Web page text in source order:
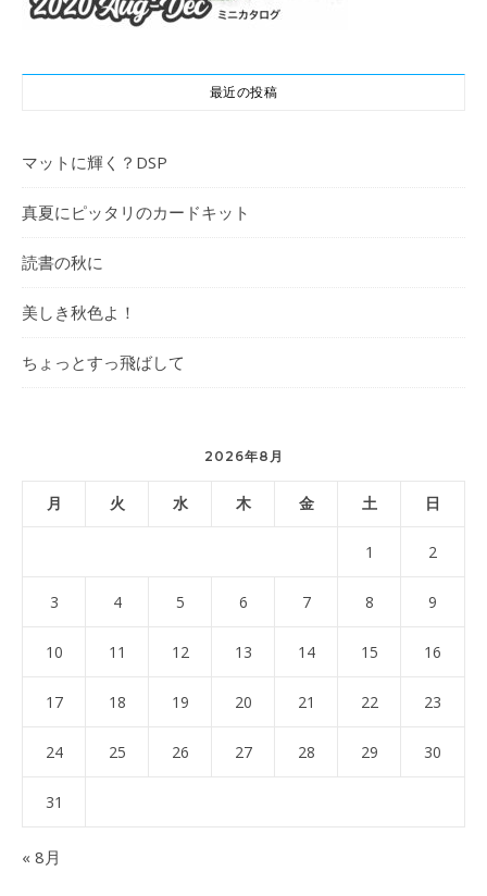
最近の投稿
マットに輝く？DSP
真夏にピッタリのカードキット
読書の秋に
美しき秋色よ！
ちょっとすっ飛ばして
2026年8月
月 火 水 木 金 土 日
1 2
3 4 5 6 7 8 9
10 11 12 13 14 15 16
17 18 19 20 21 22 23
24 25 26 27 28 29 30
31
« 8月